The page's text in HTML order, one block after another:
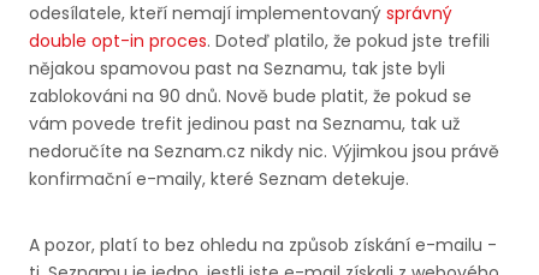
odesílatele, kteří nemají implementovaný správný
double opt-in proces. Doteď platilo, že pokud jste trefili
nějakou spamovou past na Seznamu, tak jste byli
zablokováni na 90 dnů. Nově bude platit, že pokud se
vám povede trefit jedinou past na Seznamu, tak už
nedoručíte na Seznam.cz nikdy nic. Výjimkou jsou právě
konfirmační e-maily, které Seznam detekuje.
A pozor, platí to bez ohledu na způsob získání e-mailu -